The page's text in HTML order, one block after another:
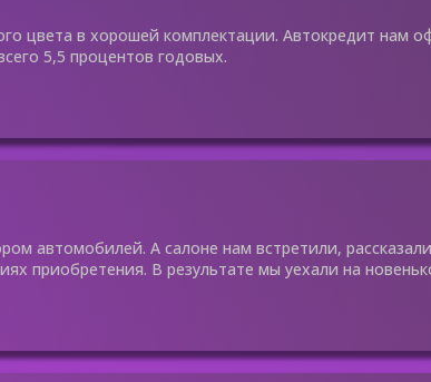
цвета в хорошей комплектации. Автокредит нам
5,5 процентов годовых.
автомобилей. А салоне нам встретили,
приобретения. В результате мы уехали на